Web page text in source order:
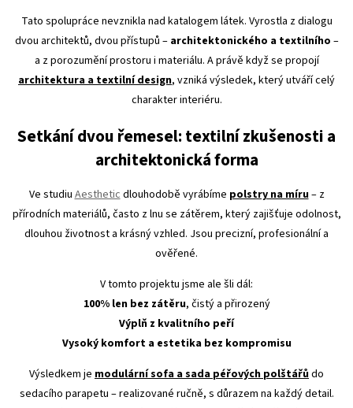
Tato spolupráce nevznikla nad katalogem látek. Vyrostla z dialogu
dvou architektů, dvou přístupů – architektonického a textilního –
a z porozumění prostoru i materiálu. A právě když se propojí
architektura a textilní design, vzniká výsledek, který utváří celý
charakter interiéru.
Setkání dvou řemesel: textilní zkušenosti a
architektonická forma
Ve studiu Aesthetic dlouhodobě vyrábíme polstry na míru– z
přírodních materiálů, často z lnu se zátěrem, který zajišťuje odolnost,
dlouhou životnost a krásný vzhled. Jsou precizní, profesionální a
ověřené.
V tomto projektu jsme ale šli dál:
100% len bez zátěru, čistý a přirozený
Výplň z kvalitního peří
Vysoký komfort a estetika bez kompromisu
Výsledkem je modulární sofa a sada péřových polštářůdo
sedacího parapetu – realizované ručně, s důrazem na každý detail.